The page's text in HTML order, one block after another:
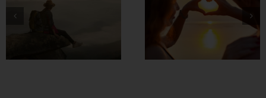
အချစ်တွေ ပိုတိုးလာ